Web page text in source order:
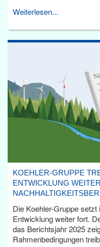
Weiterlesen...
KOEHLER-GRUPPE
ENTWICKLUNG
Die Koehler-Gruppe
Entwicklung weiter fort.
das Berichtsjahr 2025
Rahmenbedingungen